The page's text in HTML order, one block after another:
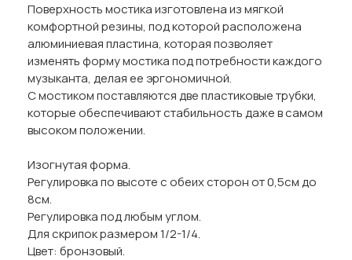
Поверхность мостика изготовлена из мягкой
комфортной резины, под которой расположена
алюминиевая пластина, которая позволяет
изменять форму мостика под потребности каждого
музыканта, делая ее эргономичной.
С мостиком поставляются две пластиковые трубки,
которые обеспечивают стабильность даже в самом
высоком положении.
Изогнутая форма.
Регулировка по высоте с обеих сторон от 0,5см до
8см.
Регулировка под любым углом.
Для скрипок размером 1/2-1/4.
Цвет: бронзовый.